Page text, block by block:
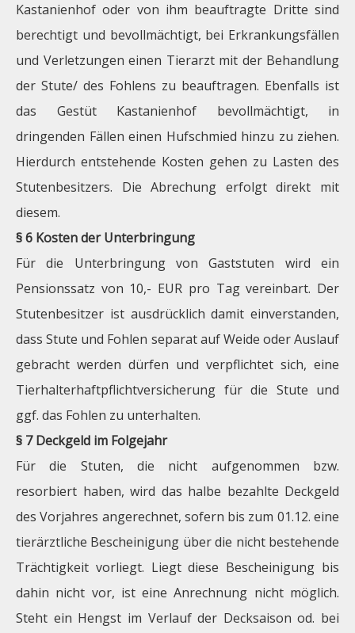
Kastanienhof oder von ihm beauftragte Dritte sind
berechtigt und bevollmächtigt, bei Erkrankungsfällen
und Verletzungen einen Tierarzt mit der Behandlung
der Stute/ des Fohlens zu beauftragen. Ebenfalls ist
das Gestüt Kastanienhof bevollmächtigt, in
dringenden Fällen einen Hufschmied hinzu zu ziehen.
Hierdurch entstehende Kosten gehen zu Lasten des
Stutenbesitzers. Die Abrechung erfolgt direkt mit
diesem.
§ 6 Kosten der Unterbringung
Für die Unterbringung von Gaststuten wird ein
Pensionssatz von 10,- EUR pro Tag vereinbart. Der
Stutenbesitzer ist ausdrücklich damit einverstanden,
dass Stute und Fohlen separat auf Weide oder Auslauf
gebracht werden dürfen und verpflichtet sich, eine
Tierhalterhaftpflichtversicherung für die Stute und
ggf. das Fohlen zu unterhalten.
§ 7 Deckgeld im Folgejahr
Für die Stuten, die nicht aufgenommen bzw.
resorbiert haben, wird das halbe bezahlte Deckgeld
des Vorjahres angerechnet, sofern bis zum 01.12. eine
tierärztliche Bescheinigung über die nicht bestehende
Trächtigkeit vorliegt. Liegt diese Bescheinigung bis
dahin nicht vor, ist eine Anrechnung nicht möglich.
Steht ein Hengst im Verlauf der Decksaison od. bei